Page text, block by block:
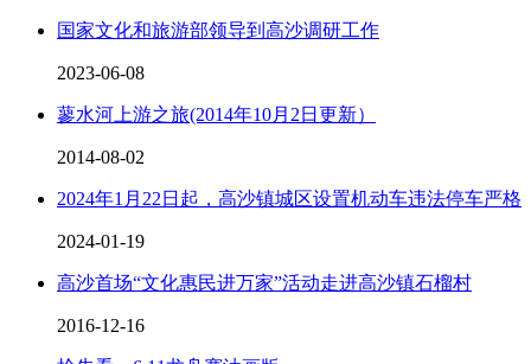
国家文化和旅游部领导到高沙调研工作
2023-06-08
蓼水河上游之旅(2014年10月2日更新）
2014-08-02
2024年1月22日起，高沙镇城区设置机动车违法停车严格
2024-01-19
高沙首场“文化惠民进万家”活动走进高沙镇石榴村
2016-12-16